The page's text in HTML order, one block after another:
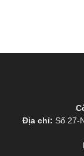
Địa chỉ: Số 27-